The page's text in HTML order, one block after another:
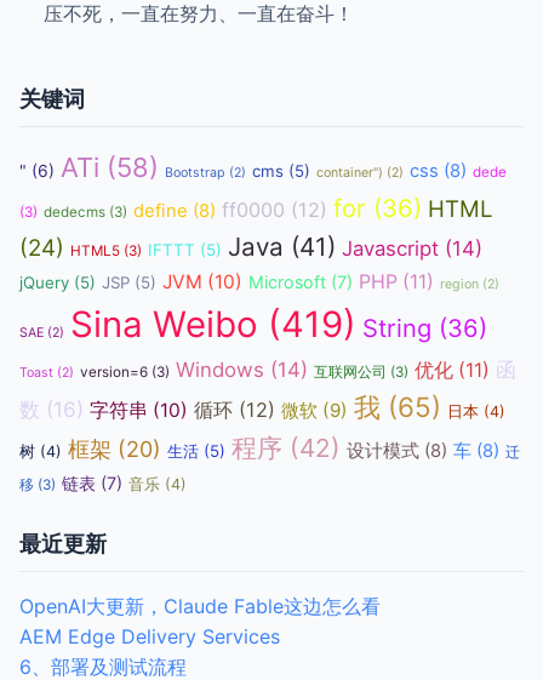
压不死，一直在努力、一直在奋斗！
关键词
" (6) ATi (58) Bootstrap (2) cms (5) container") (2) css (8) dede
(3) dedecms (3) define (8) ff0000 (12) for (36) HTML
(24) HTML5 (3) IFTTT (5) Java (41) Javascript (14)
jQuery (5) JSP (5) JVM (10) Microsoft (7) PHP (11) region (2)
SAE (2) Sina Weibo (419) String (36)
Toast (2) version=6 (3) Windows (14) 互联网公司 (3) 优化 (11) 函
数 (16) 字符串 (10) 循环 (12) 微软 (9) 我 (65) 日本 (4)
树 (4) 框架 (20) 生活 (5) 程序 (42) 设计模式 (8) 车 (8) 迁
移 (3) 链表 (7) 音乐 (4)
最近更新
OpenAI大更新，Claude Fable这边怎么看
AEM Edge Delivery Services
6、部署及测试流程